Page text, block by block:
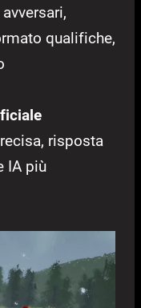
qualifiche,
risposta
IA più